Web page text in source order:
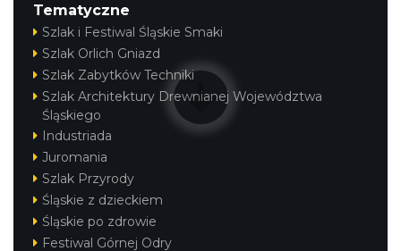
Tematyczne
Szlak i Festiwal Śląskie Smaki
Szlak Orlich Gniazd
Szlak Zabytków Techniki
Szlak Architektury Drewnianej Województwa
Śląskiego
Industriada
Juromania
Szlak Przyrody
Śląskie z dzieckiem
Śląskie po zdrowie
Festiwal Górnej Odry